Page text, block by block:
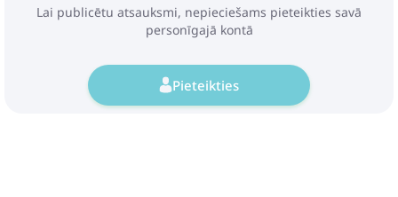
Lai publicētu atsauksmi, nepieciešams pieteikties savā
personīgajā kontā
Pieteikties